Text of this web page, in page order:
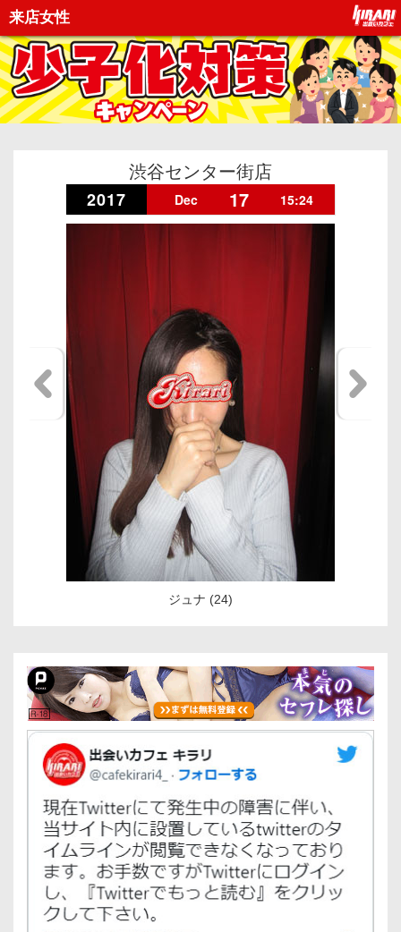
来店女性
渋谷センター街店
2017 Dec 17 15:24
ジュナ (24)